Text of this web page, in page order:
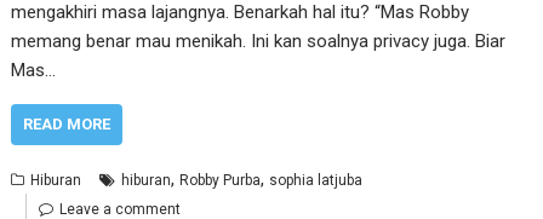
mengakhiri masa lajangnya. Benarkah hal itu? “Mas Robby
memang benar mau menikah. Ini kan soalnya privacy juga. Biar
Mas…
READ MORE
Hiburan hiburan,Robby Purba, sophia latjuba
Leave a comment